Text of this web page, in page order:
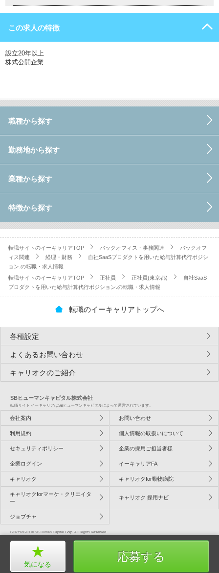
この求人の特徴
設立20年以上
株式公開企業
応募する
気になる
職種から探す
勤務地から探す
業種から探す
特徴から探す
転職サイトのイーキャリアTOP バックオフィス・事務関連
バックオフ
ィス関連
経理・財務
自社SaaSプロダクトを用いた給与計算代行ポジシ
ョン.の転職・求人情報
転職サイトのイーキャリアTOP
正社員 正社員(東京都)
自社SaaS
プロダクトを用いた給与計算代行ポジション.の転職・求人情報
転職のイーキャリアトップへ
各種設定
よくあるお問い合わせ
キャリオクのご紹介
SBヒューマンキャピタル株式会社
転職サイト イーキャリアはSBヒューマンキャピタルによって運営されています。
会社案内 お問い合わせ
利用規約 個人情報の取扱いについて
セキュリティポリシー 企業の採用ご担当者様
企業ログイン イーキャリアFA
キャリオク キャリオクfor動物病院
キャリオクforマーケ・クリエイタ
ー
キャリオク 採用ナビ
ジョブチャ
COPYRIGHT © SB Human Capital Corp. All Rights Reserved.